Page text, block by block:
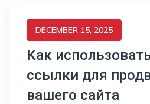
DECEMBER 15, 2025
Как
ссылки для
вашего сайта